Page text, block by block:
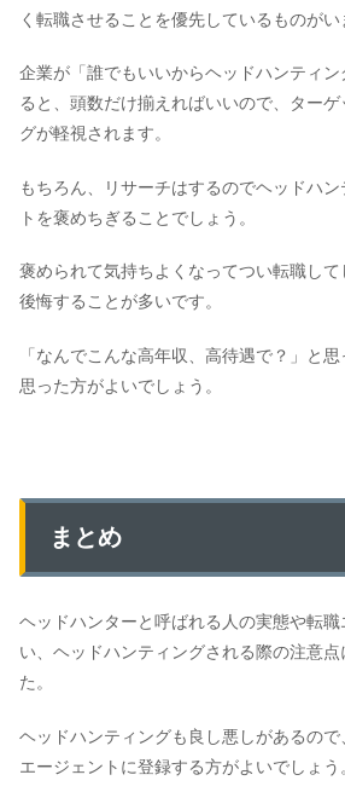
く転職させることを優先しているものがい
企業が「誰でもいいからヘッドハンティ
ると、頭数だけ揃えればいいので、ター
グが軽視されます。
もちろん、リサーチはするのでヘッドハ
トを褒めちぎることでしょう。
褒められて気持ちよくなってつい転職し
後悔することが多いです。
「なんでこんな高年収、高待遇で？」と
思った方がよいでしょう。
まとめ
ヘッドハンターと呼ばれる人の実態や転
い、ヘッドハンティングされる際の注意
た。
ヘッドハンティングも良し悪しがあるの
エージェントに登録する方がよいでしょう